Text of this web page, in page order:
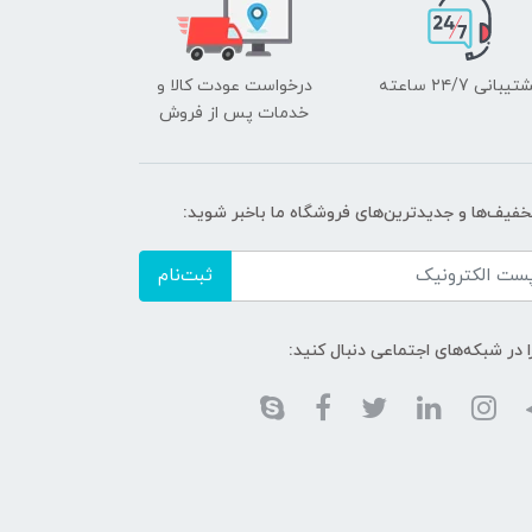
۲۴/7 ساعته
درخواست عودت کالا و
خدمات پس از فروش
و جدیدترین‌های فروشگاه ما باخبر شوید:
ثبت‌نام
در شبکه‌های اجتماعی دنبال کنید: